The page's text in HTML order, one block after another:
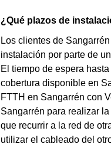
¿Qué plazos de
Los clientes de
instalación por parte de
El tiempo de espera
cobertura disponible en
FTTH en Sangarrén con
Sangarrén para realizar
que recurrir a la red de
utilizar el cableado del